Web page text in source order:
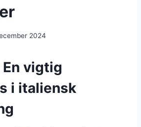
2024
vigtig
i italiensk